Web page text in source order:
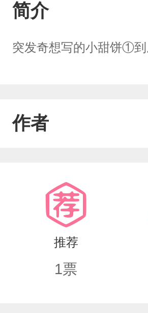
简介
突发奇想写的小甜饼①
作者
推荐
1票